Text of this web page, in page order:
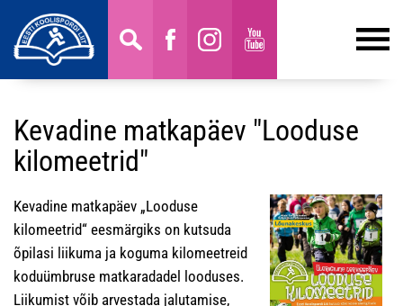
Kevadine matkapäev "Looduse
kilomeetrid"
Kevadine matkapäev „Looduse
kilomeetrid“ eesmärgiks on kutsuda
õpilasi liikuma ja koguma kilomeetreid
koduümbruse matkaradadel looduses.
Liikumist võib arvestada jalutamise,